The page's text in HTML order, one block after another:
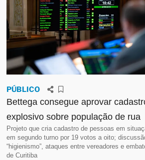
PÚBLICO
Bettega consegue aprovar
explosivo sobre população de rua
Projeto que cria cadastro de pessoas em
em segundo turno por 19 votos a oito;
“higienismo”, ataques entre vereadores e
de Curitiba